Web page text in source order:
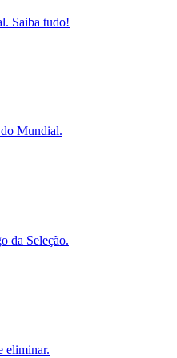
Saiba tudo!
do Mundial.
da Seleção.
eliminar.